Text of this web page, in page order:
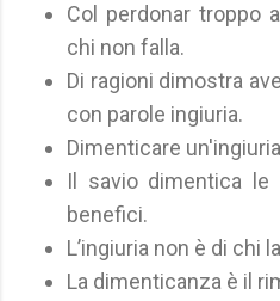
Col perdonar troppo
chi non falla.
Di ragioni dimostra
con parole ingiuria.
Dimenticare
Il savio dimentica le
benefici.
L’ingiuria non è di chi
La dimenticanza è il